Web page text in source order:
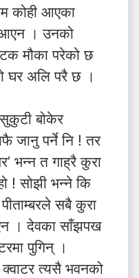
कोही आएका
आएन । उनको
मौका परेको छ
घर अलि परै छ ।
सुकुटी बोकेर
जानु पर्ने नि ! तर
भन्न त गाह्रै कुरा
! सोझी भन्ने कि
सबै कुरा
। देवका साँझपख
पुगिन् ।
क्वाटर त्यसै भवनको